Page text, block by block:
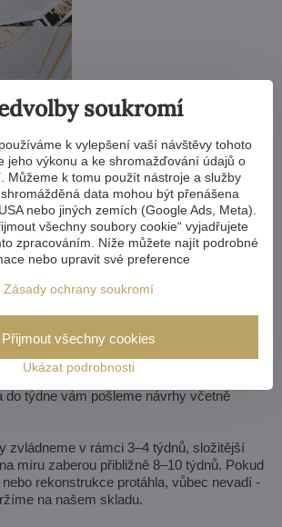
vyměnit ramena, změnit počet žárovek,
vyrobíme křišťálový lustr komplet
lustrů vůbec nevyberete, vyrobíme
na míru. Stačí nám výkres nebo třeba
lustr představujete. My posoudíme
do týdne vám pošleme návrhy včetně
zvládneme v rámci 3–4 týdnů, složitější
míru zaberou přibližně 8–10 týdnů. Pokud
rekonstrukce protáhla, vůbec nevadí -
na našem skladu.
soukromí
k vylepšení vaší návštěvy tohoto
jeho výkonu a ke shromažďování údajů o
Můžeme k tomu použít nástroje a služby
data mohou být přenášena
nebo jiných zemích (Google Ads, Meta).
všechny soubory cookie“ vyjadřujete
zpracováním. Níže můžete najít podrobné
nebo upravit své preference
Zásady ochrany soukromí
Ukázat podrobnosti
Přijmout všechny cookies